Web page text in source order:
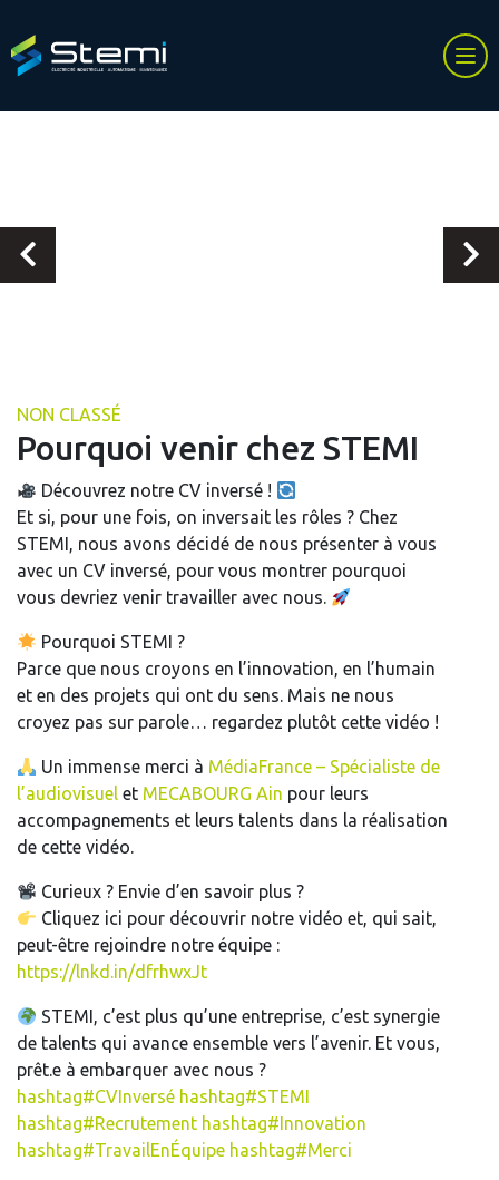
NON CLASSÉ
Pourquoi venir chez STEMI
Découvrez notre CV inversé !
Et si, pour une fois, on inversait les rôles ? Chez
STEMI, nous avons décidé de nous présenter à vous
avec un CV inversé, pour vous montrer pourquoi
vous devriez venir travailler avec nous.
Pourquoi STEMI ?
Parce que nous croyons en l’innovation, en l’humain
et en des projets qui ont du sens. Mais ne nous
croyez pas sur parole… regardez plutôt cette vidéo !
Un immense merci à MédiaFrance – Spécialiste de
l’audiovisuel et MECABOURG Ain pour leurs
accompagnements et leurs talents dans la réalisation
de cette vidéo.
Curieux ? Envie d’en savoir plus ?
Cliquez ici pour découvrir notre vidéo et, qui sait,
peut-être rejoindre notre équipe :
https://lnkd.in/dfrhwxJt
STEMI, c’est plus qu’une entreprise, c’est synergie
de talents qui avance ensemble vers l’avenir. Et vous,
prêt.e à embarquer avec nous ?
hashtag#CVInversé hashtag#STEMI
hashtag#Recrutement hashtag#Innovation
hashtag#TravailEnÉquipe hashtag#Merci